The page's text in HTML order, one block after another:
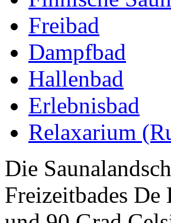
Freibad
Dampfbad
Hallenbad
Erlebnisbad
Relaxarium
Die
Freizeitbades